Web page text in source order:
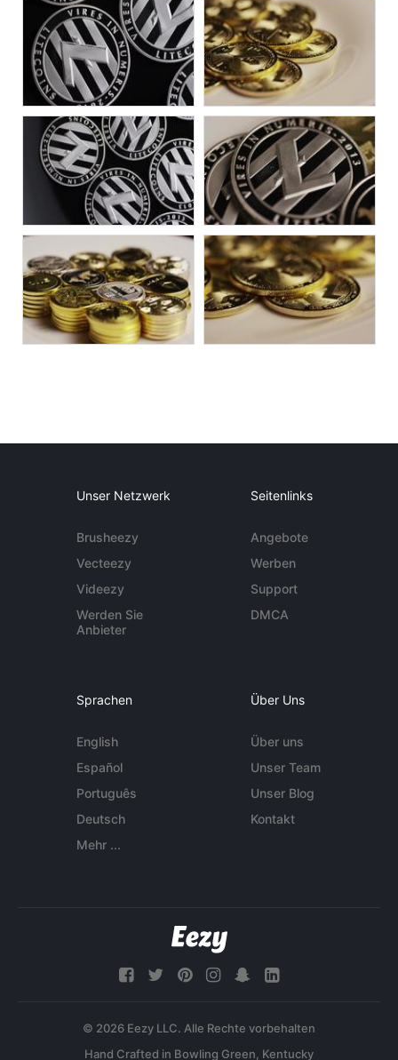
Unser Netzwerk
Brusheezy
Vecteezy
Videezy
Werden Sie
Anbieter
Seitenlinks
Angebote
Werben
Support
DMCA
Sprachen
English
Español
Português
Deutsch
Mehr ...
Über Uns
Über uns
Unser Team
Unser Blog
Kontakt
© 2026 Eezy LLC. Alle Rechte vorbehalten